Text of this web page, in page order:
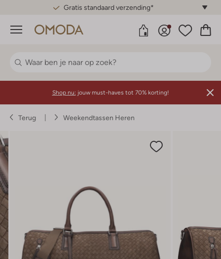
Gratis standaard verzending*
Menu
Shop nu: jouw must-haves tot 70% korting!
Terug Weekendtassen Heren